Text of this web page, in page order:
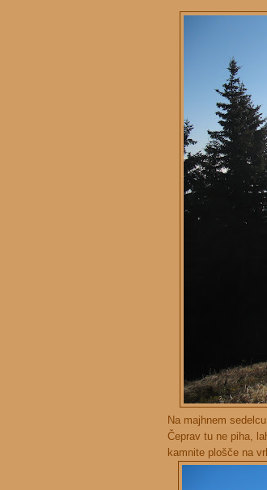
Na majhnem
Čeprav tu ne piha,
kamnite plošče na